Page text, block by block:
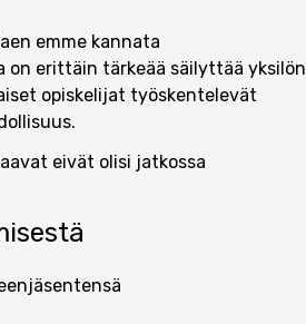
emme kannata
on erittäin tärkeää säilyttää yksilön
opiskelijat työskentelevät
eivät olisi jatkossa